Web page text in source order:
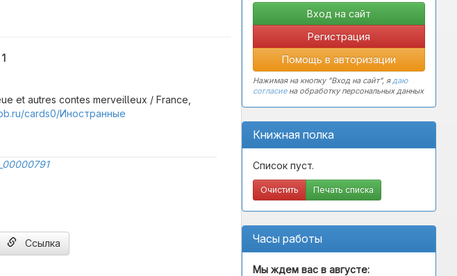
Регистрация
Помощь в авторизации
Нажимая на кнопку "Вход на сайт", ядаю
согласиена обработку персональных данных
Книжная полка
Список пуст.
Очистить Печать списка
Часы работы
Мы ждем вас в августе:
1
et autres contes merveilleux / France,
cards0/Иностранные
Ссылка